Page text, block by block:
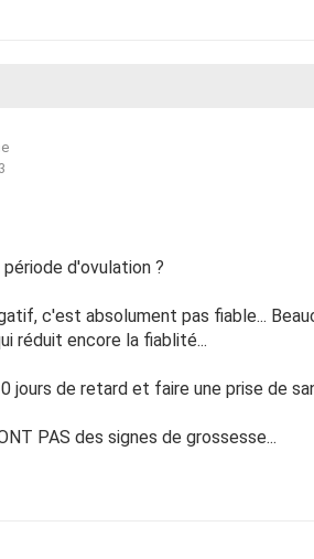
d'ovulation ?
c'est absolument pas fiable...
réduit encore la fiablité...
jours de retard et faire une prise de
PAS des signes de grossesse...